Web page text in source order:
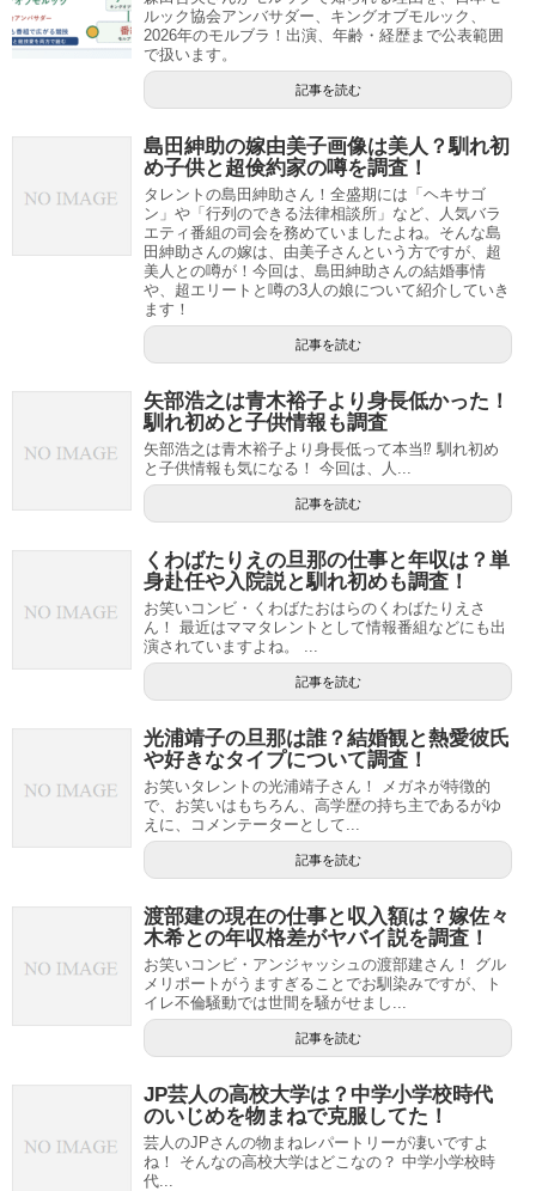
ルック協会アンバサダー、キングオブモルック、
2026年のモルブラ！出演、年齢・経歴まで公表範囲
で扱います。
記事を読む
島田紳助の嫁由美子画像は美人？馴れ初
め子供と超倹約家の噂を調査！
タレントの島田紳助さん！全盛期には「ヘキサゴ
ン」や「行列のできる法律相談所」など、人気バラ
エティ番組の司会を務めていましたよね。そんな島
田紳助さんの嫁は、由美子さんという方ですが、超
美人との噂が！今回は、島田紳助さんの結婚事情
や、超エリートと噂の3人の娘について紹介していき
ます！
記事を読む
矢部浩之は青木裕子より身長低かった！
馴れ初めと子供情報も調査
矢部浩之は青木裕子より身長低って本当⁉ 馴れ初め
と子供情報も気になる！ 今回は、人...
記事を読む
くわばたりえの旦那の仕事と年収は？単
身赴任や入院説と馴れ初めも調査！
お笑いコンビ・くわばたおはらのくわばたりえさ
ん！ 最近はママタレントとして情報番組などにも出
演されていますよね。 ...
記事を読む
光浦靖子の旦那は誰？結婚観と熱愛彼氏
や好きなタイプについて調査！
お笑いタレントの光浦靖子さん！ メガネが特徴的
で、お笑いはもちろん、高学歴の持ち主であるがゆ
えに、コメンテーターとして...
記事を読む
渡部建の現在の仕事と収入額は？嫁佐々
木希との年収格差がヤバイ説を調査！
お笑いコンビ・アンジャッシュの渡部建さん！ グル
メリポートがうますぎることでお馴染みですが、ト
イレ不倫騒動では世間を騒がせまし...
記事を読む
JP芸人の高校大学は？中学小学校時代
のいじめを物まねで克服してた！
芸人のJPさんの物まねレパートリーが凄いですよ
ね！ そんなの高校大学はどこなの？ 中学小学校時
代...